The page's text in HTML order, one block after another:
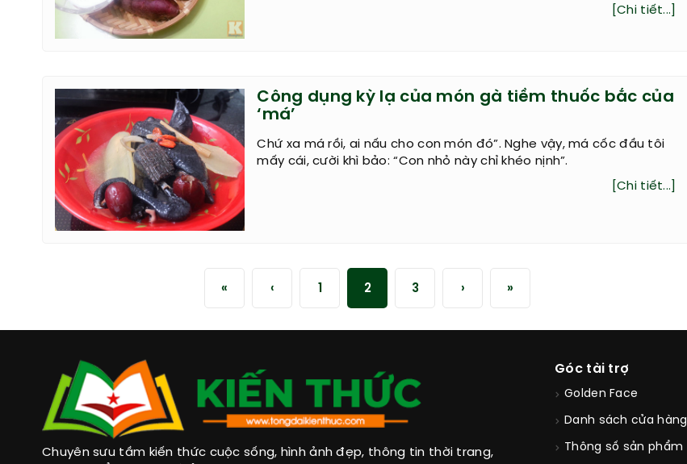
[Chi tiết...]
Công dụng kỳ lạ của món gà tiềm thuốc bắc của
‘má’
Chứ xa má rồi, ai nấu cho con món đó”. Nghe vậy, má cốc đầu tôi
mấy cái, cười khì bảo: “Con nhỏ này chỉ khéo nịnh”.
[Chi tiết...]
« ‹ 1 2 3 › »
Chuyên sưu tầm kiến thức cuộc sống, hình ảnh đẹp, thông tin thời trang,
Góc tài trợ
Golden Face
Danh sách cửa hàng
Thông số sản phẩm